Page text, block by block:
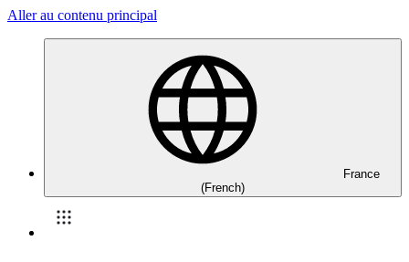
Aller au contenu principal
France
(French)